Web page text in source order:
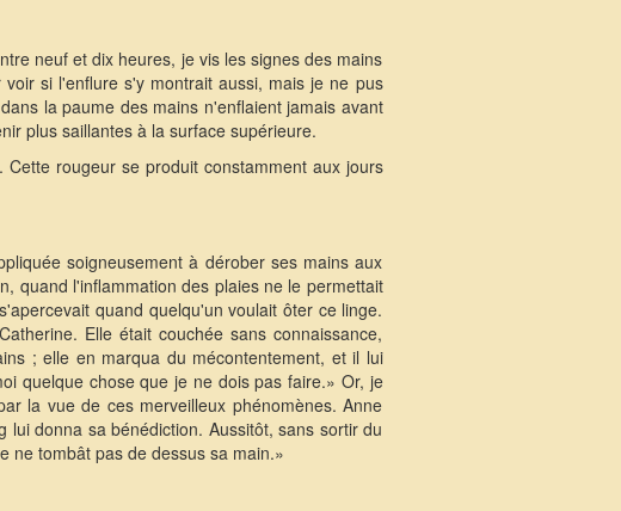
neuf et dix heures, je vis les signes des mains
si l'enflure s'y montrait aussi, mais je ne pus
la paume des mains n'enflaient jamais avant
plus saillantes à la surface supérieure.
rougeur se produit constamment aux jours
soigneusement à dérober ses mains aux
quand l'inflammation des plaies ne le permettait
quand quelqu'un voulait ôter ce linge.
Elle était couchée sans connaissance,
; elle en marqua du mécontentement, et il lui
quelque chose que je ne dois pas faire.» Or, je
la vue de ces merveilleux phénomènes. Anne
donna sa bénédiction. Aussitôt, sans sortir du
ne tombât pas de dessus sa main.»